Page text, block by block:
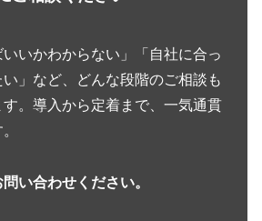
いいかわからない」「自社に合っ
」など、どんな段階のご相談も
。導入から定着まで、一気通貫
い合わせください。